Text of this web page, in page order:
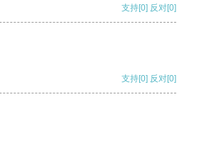
支持[0] 反对[0]
支持[0] 反对[0]